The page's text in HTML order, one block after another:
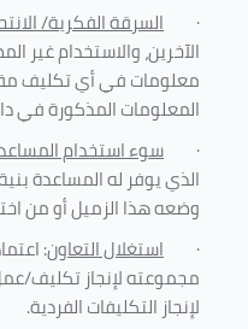
· السرقة الفكرية/
الآخرين، والاستخدام غير
معلومات في أي تكليف
المعلومات المذكورة في
· سوء استخدام
الذي يوفر له المساعدة
وضعه هذا الزميل أو من
· استغلال التعاون:
مجموعته لإنجاز تكليف/
لإنجاز التكليفات الفردية.